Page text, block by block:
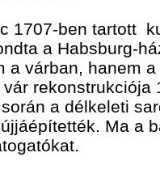
1707-ben tartott
a Habsburg-
a várban, hanem
rekonstrukciója
a délkeleti
Ma a